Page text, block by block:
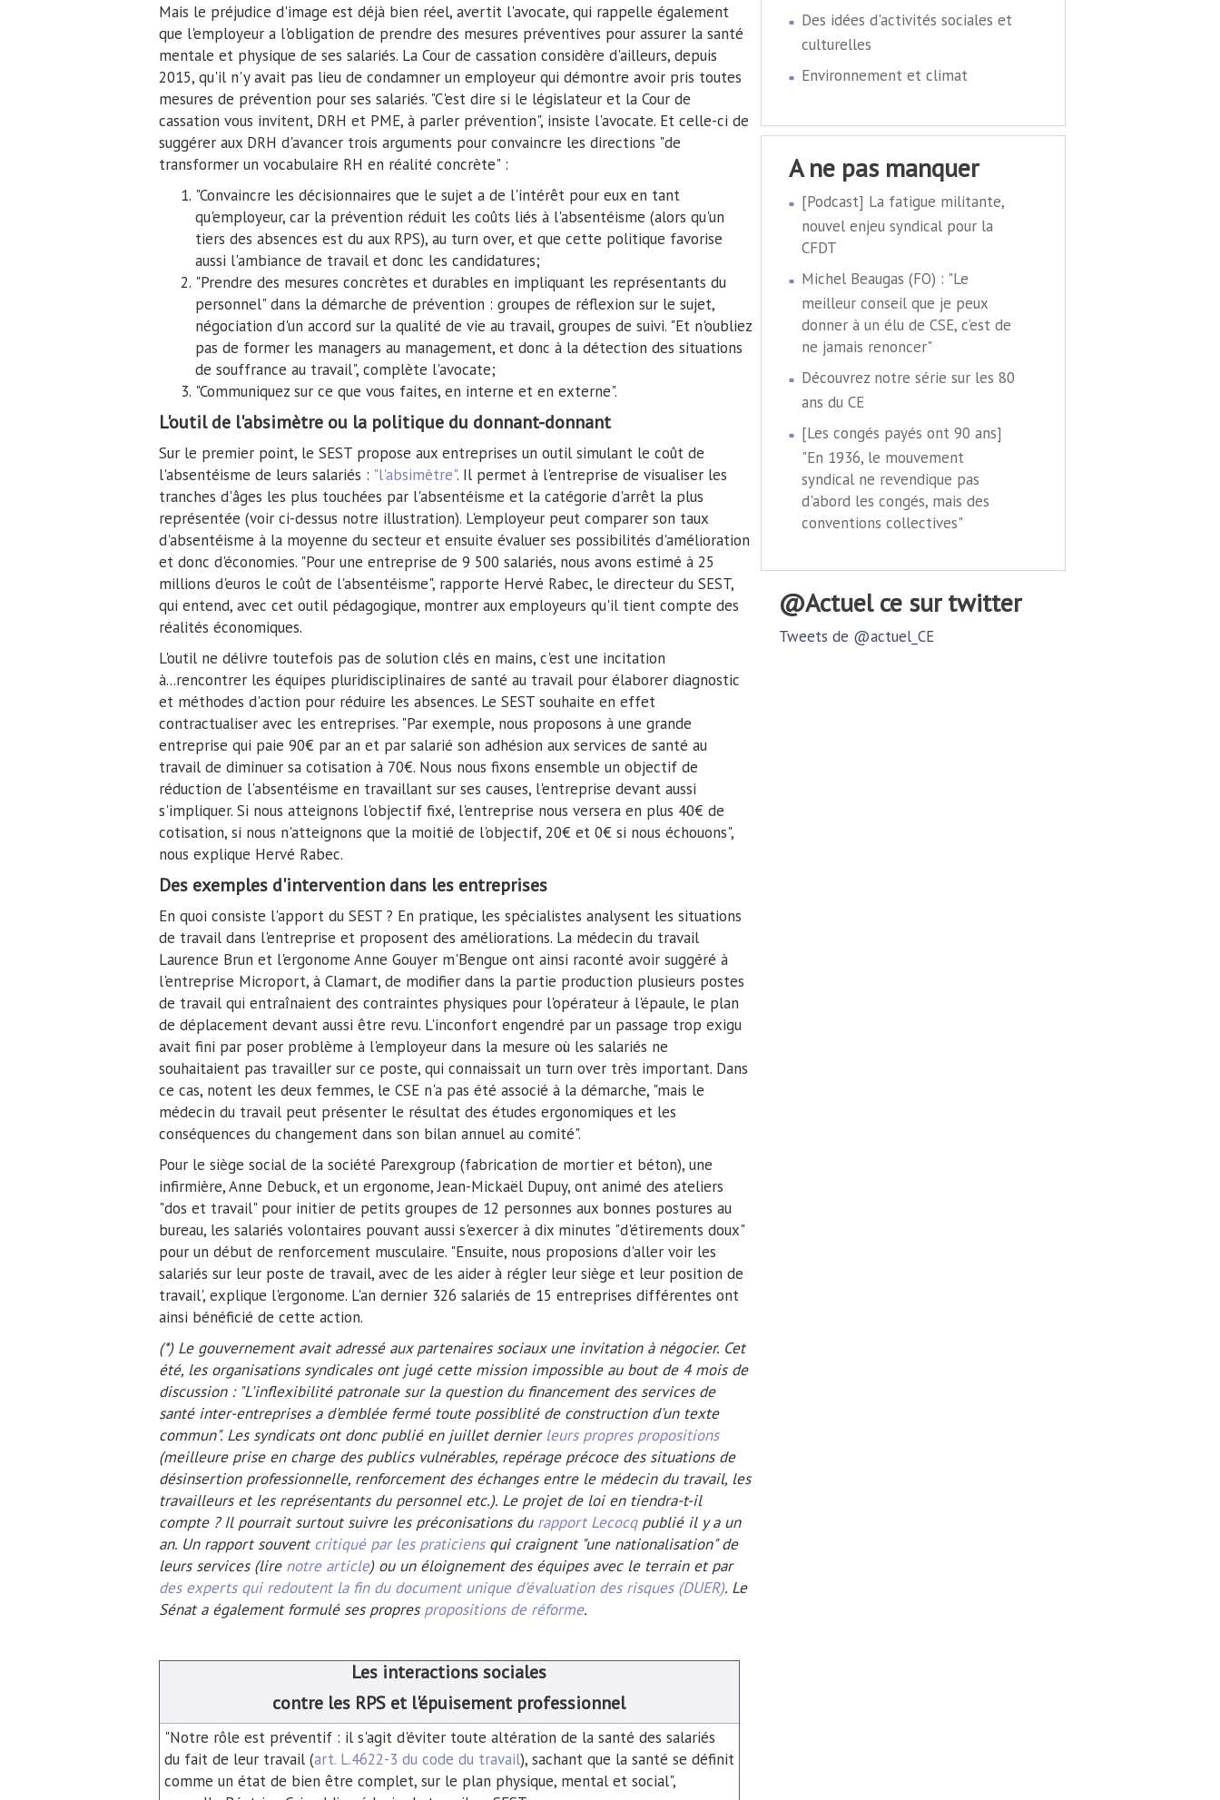
Mais le préjudice d'image est déjà bien réel, avertit l'avocate, qui rappelle également
que l'employeur a l'obligation de prendre des mesures préventives pour assurer la santé
mentale et physique de ses salariés. La Cour de cassation considère d'ailleurs, depuis
2015, qu'il n'y avait pas lieu de condamner un employeur qui démontre avoir pris toutes
mesures de prévention pour ses salariés. "C'est dire si le législateur et la Cour de
cassation vous invitent, DRH et PME, à parler prévention", insiste l'avocate. Et celle-ci de
suggérer aux DRH d'avancer trois arguments pour convaincre les directions "de
transformer un vocabulaire RH en réalité concrète" :
"Convaincre les décisionnaires que le sujet a de l'intérêt pour eux en tant
qu'employeur, car la prévention réduit les coûts liés à l'absentéisme (alors qu'un
tiers des absences est du aux RPS), au turn over, et que cette politique favorise
aussi l'ambiance de travail et donc les candidatures;
"Prendre des mesures concrètes et durables en impliquant les représentants du
personnel" dans la démarche de prévention : groupes de réflexion sur le sujet,
négociation d'un accord sur la qualité de vie au travail, groupes de suivi. "Et n'oubliez
pas de former les managers au management, et donc à la détection des situations
de souffrance au travail", complète l'avocate;
"Communiquez sur ce que vous faites, en interne et en externe".
L'outil de l'absimètre ou la politique du donnant-donnant
Sur le premier point, le SEST propose aux entreprises un outil simulant le coût de
l'absentéisme de leurs salariés : "l'absimètre". Il permet à l'entreprise de visualiser les
tranches d'âges les plus touchées par l'absentéisme et la catégorie d'arrêt la plus
représentée (voir ci-dessus notre illustration). L'employeur peut comparer son taux
d'absentéisme à la moyenne du secteur et ensuite évaluer ses possibilités d'amélioration
et donc d'économies. "Pour une entreprise de 9 500 salariés, nous avons estimé à 25
millions d'euros le coût de l'absentéisme", rapporte Hervé Rabec, le directeur du SEST,
qui entend, avec cet outil pédagogique, montrer aux employeurs qu'il tient compte des
réalités économiques.
L'outil ne délivre toutefois pas de solution clés en mains, c'est une incitation
à...rencontrer les équipes pluridisciplinaires de santé au travail pour élaborer diagnostic
et méthodes d'action pour réduire les absences. Le SEST souhaite en effet
contractualiser avec les entreprises. "Par exemple, nous proposons à une grande
entreprise qui paie 90€ par an et par salarié son adhésion aux services de santé au
travail de diminuer sa cotisation à 70€. Nous nous fixons ensemble un objectif de
réduction de l'absentéisme en travaillant sur ses causes, l'entreprise devant aussi
s'impliquer. Si nous atteignons l'objectif fixé, l'entreprise nous versera en plus 40€ de
cotisation, si nous n'atteignons que la moitié de l'objectif, 20€ et 0€ si nous échouons",
nous explique Hervé Rabec.
Des exemples d'intervention dans les entreprises
En quoi consiste l'apport du SEST ? En pratique, les spécialistes analysent les situations
de travail dans l'entreprise et proposent des améliorations. La médecin du travail
Laurence Brun et l'ergonome Anne Gouyer m'Bengue ont ainsi raconté avoir suggéré à
l'entreprise Microport, à Clamart, de modifier dans la partie production plusieurs postes
de travail qui entraînaient des contraintes physiques pour l'opérateur à l'épaule, le plan
de déplacement devant aussi être revu. L'inconfort engendré par un passage trop exigu
avait fini par poser problème à l'employeur dans la mesure où les salariés ne
souhaitaient pas travailler sur ce poste, qui connaissait un turn over très important. Dans
ce cas, notent les deux femmes, le CSE n'a pas été associé à la démarche, "mais le
médecin du travail peut présenter le résultat des études ergonomiques et les
conséquences du changement dans son bilan annuel au comité".
Pour le siège social de la société Parexgroup (fabrication de mortier et béton), une
infirmière, Anne Debuck, et un ergonome, Jean-Mickaël Dupuy, ont animé des ateliers
"dos et travail" pour initier de petits groupes de 12 personnes aux bonnes postures au
bureau, les salariés volontaires pouvant aussi s'exercer à dix minutes "d'étirements doux"
pour un début de renforcement musculaire. "Ensuite, nous proposions d'aller voir les
salariés sur leur poste de travail, avec de les aider à régler leur siège et leur position de
travail', explique l'ergonome. L'an dernier 326 salariés de 15 entreprises différentes ont
ainsi bénéficié de cette action.
(*) Le gouvernement avait adressé aux partenaires sociaux une invitation à négocier. Cet
été, les organisations syndicales ont jugé cette mission impossible au bout de 4 mois de
discussion : "L'inflexibilité patronale sur la question du financement des services de
santé inter-entreprises a d'emblée fermé toute possiblité de construction d'un texte
commun". Les syndicats ont donc publié en juillet dernier leurs propres propositions
(meilleure prise en charge des publics vulnérables, repérage précoce des situations de
désinsertion professionnelle, renforcement des échanges entre le médecin du travail, les
travailleurs et les représentants du personnel etc.). Le projet de loi en tiendra-t-il
compte ? Il pourrait surtout suivre les préconisations du rapport Lecocqpublié il y a un
an. Un rapport souventcritiqué par les praticiensqui craignent "une nationalisation" de
leurs services (lire notre article) ou un éloignement des équipes avec le terrain et par
des experts qui redoutent la fin du document unique d'évaluation des risques (DUER). Le
Sénat a également formulé ses propres propositions de réforme.
Les interactions sociales
contre les RPS et l'épuisement professionnel
"Notre rôle est préventif : il s'agit d'éviter toute altération de la santé des salariés
du fait de leur travail (art. L.4622-3 du code du travail), sachant que la santé se définit
comme un état de bien être complet, sur le plan physique, mental et social",
Des idées d'activités sociales et
culturelles
Environnement et climat
a ne pas manquer
[Podcast] La fatigue militante,
nouvel enjeu syndical pour la
CFDT
Michel Beaugas (FO) : "Le
meilleur conseil que je peux
donner à un élu de CSE, c’est de
ne jamais renoncer"
Découvrez notre série sur les 80
ans du CE
[Les congés payés ont 90 ans]
"En 1936, le mouvement
syndical ne revendique pas
d'abord les congés, mais des
conventions collectives"
@actuel ce sur twitter
Tweets de @actuel_CE